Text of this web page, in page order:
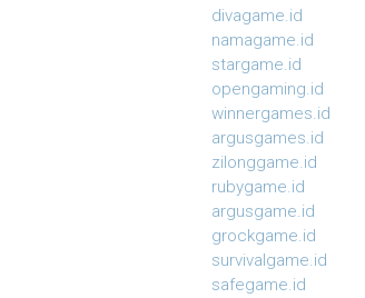
divagame.id
namagame.id
stargame.id
opengaming.id
winnergames.id
argusgames.id
zilonggame.id
rubygame.id
argusgame.id
grockgame.id
survivalgame.id
safegame.id